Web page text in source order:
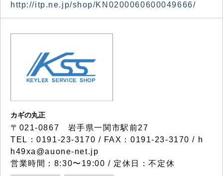
http://itp.ne.jp/shop/KN0200060600049666/
カギの丸正
〒021-0867 岩手県一関市駅前27
TEL：0191-23-3170 / FAX：0191-23-3170 / h
h49xa@auone-net.jp
営業時間：8:30〜19:00 / 定休日：不定休